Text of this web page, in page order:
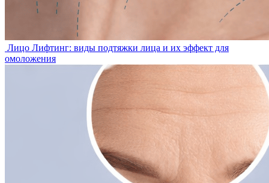
Лицо Лифтинг: виды подтяжки лица и их эффект для
омоложения